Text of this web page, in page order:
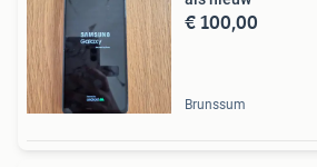
€ 100,00
Brunssum